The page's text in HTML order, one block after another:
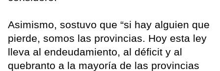
Asimismo, sostuvo que “si hay alguien que
pierde, somos las provincias. Hoy esta ley
lleva al endeudamiento, al déficit y al
quebranto a la mayoría de las provincias